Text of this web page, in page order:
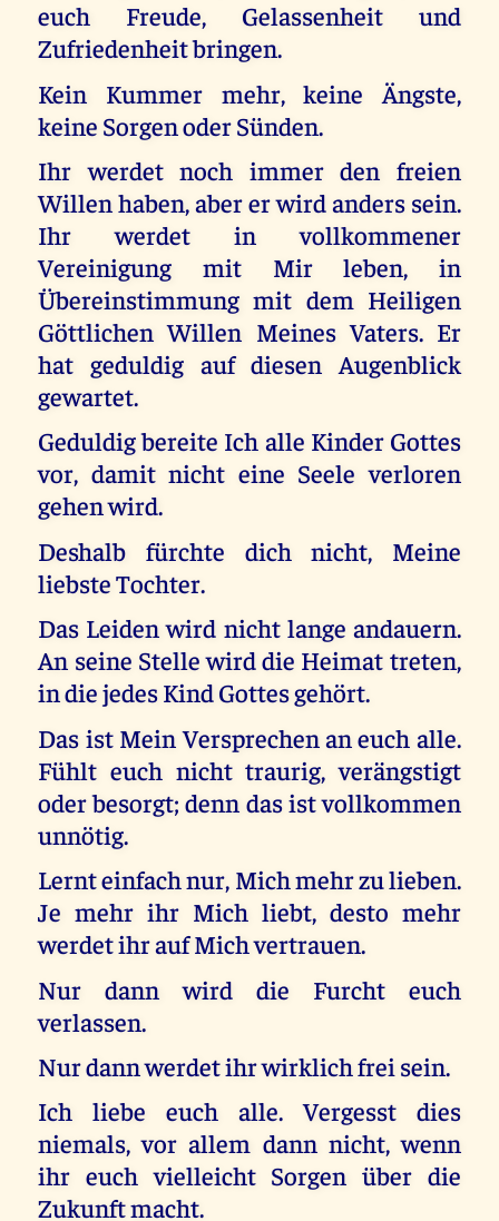
euch Freude, Gelassenheit und
Zufriedenheit bringen.
Kein Kummer mehr, keine Ängste,
keine Sorgen oder Sünden.
Ihr werdet noch immer den freien
Willen haben, aber er wird anders sein.
Ihr werdet in vollkommener
Vereinigung mit Mir leben, in
Übereinstimmung mit dem Heiligen
Göttlichen Willen Meines Vaters. Er
hat geduldig auf diesen Augenblick
gewartet.
Geduldig bereite Ich alle Kinder Gottes
vor, damit nicht eine Seele verloren
gehen wird.
Deshalb fürchte dich nicht, Meine
liebste Tochter.
Das Leiden wird nicht lange andauern.
An seine Stelle wird die Heimat treten,
in die jedes Kind Gottes gehört.
Das ist Mein Versprechen an euch alle.
Fühlt euch nicht traurig, verängstigt
oder besorgt; denn das ist vollkommen
unnötig.
Lernt einfach nur, Mich mehr zu lieben.
Je mehr ihr Mich liebt, desto mehr
werdet ihr auf Mich vertrauen.
Nur dann wird die Furcht euch
verlassen.
Nur dann werdet ihr wirklich frei sein.
Ich liebe euch alle. Vergesst dies
niemals, vor allem dann nicht, wenn
ihr euch vielleicht Sorgen über die
Zukunft macht.